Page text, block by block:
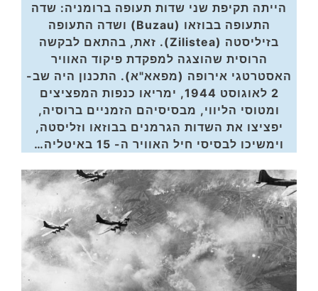
הייתה תקיפת שני שדות תעופה ברומניה: שדה
התעופה בבוזאו (Buzau) ושדה התעופה
בזיליסטה (Zilistea). זאת, בהתאם לבקשה
הרוסית שהוצגה למפקדת פיקוד האוויר
האסטרטגי אירופה (מפאא"א). התכנון היה שב-
2 לאוגוסט 1944, ימריאו כנפות המפציצים
ומטוסי הליווי, מבסיסיהם הזמניים ברוסיה,
יפציצו את השדות הגרמנים בבוזאו וזליסטה,
וימשיכו לבסיסי חיל האוויר ה- 15 באיטליה…